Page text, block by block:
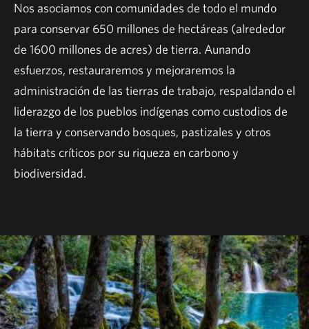
Nos asociamos con comunidades de todo el mundo
para conservar 650 millones de hectáreas (alrededor
de 1600 millones de acres) de tierra. Aunando
esfuerzos, restauraremos y mejoraremos la
administración de las tierras de trabajo, respaldando el
liderazgo de los pueblos indígenas como custodios de
la tierra y conservando bosques, pastizales y otros
hábitats críticos por su riqueza en carbono y
biodiversidad.